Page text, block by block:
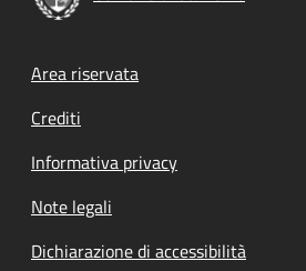
Footer menu
Area riservata
Crediti
Informativa privacy
Note legali
Dichiarazione di accessibilità